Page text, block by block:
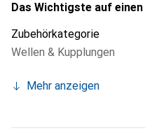
Das Wichtigste auf
Zubehörkategorie
Wellen & Kupplungen
Mehr anzeigen